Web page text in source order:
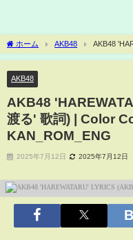
ホーム AKB48
AKB48
Color Coded Lyrics KAN_ROM_ENG
AKB48
AKB48
渡る' 歌詞) | Color
KAN_ROM_ENG
2025年7月12日 2025年7月12日